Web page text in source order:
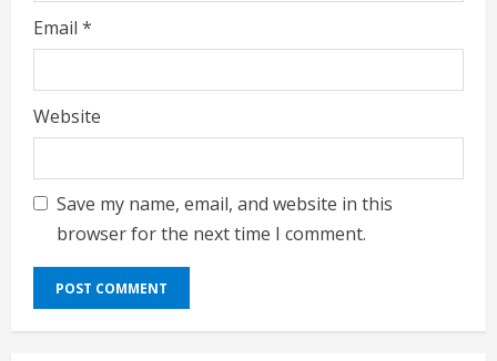
Email *
Website
Save my name, email, and website in this
browser for the next time I comment.